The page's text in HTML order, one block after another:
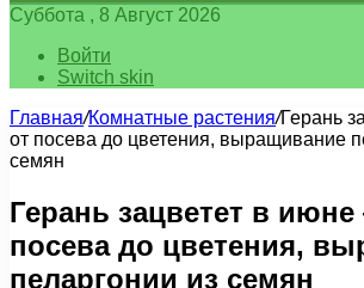
Суббота , 8 Август 2026
Войти
Switch skin
Главная/Комнатные растения/Герань
от посева до цветения, выращивание
семян
Герань зацветет в
посева до цветения,
пеларгонии из семян